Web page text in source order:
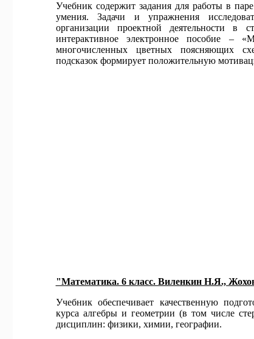
Учебник содержит задания для работы в
умения. Задачи и упражнения
организации проектной деятельности
интерактивное электронное пособие –
многочисленных цветных поясняющих
подсказок формирует положительную
"Математика. 6 класс. Виленкин Н.Я.,
Учебник обеспечивает качественную
курса алгебры и геометрии (в том числе
дисциплин: физики, химии, географии.